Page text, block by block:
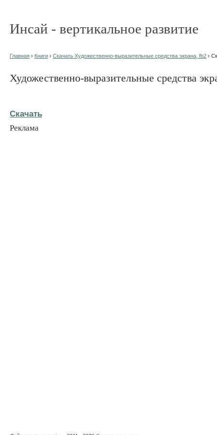
Инсай - вертикальное развитие
Главная › Книги › Скачать Художественно-выразительные средства экрана, fb2 ›
Художественно-выразительные средства
Скачать
Реклама